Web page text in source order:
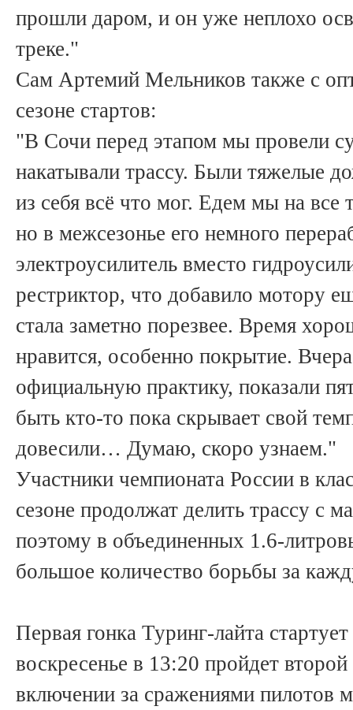
прошли даром, и он уже неплохо
треке."
Сам Артемий Мельников также с
сезоне стартов:
"В Сочи перед этапом мы провели
накатывали трассу. Были тяжелые
из себя всё что мог. Едем мы на
но в межсезонье его немного
электроусилитель вместо
рестриктор, что добавило мотору
стала заметно порезвее. Время
нравится, особенно покрытие.
официальную практику, показали
быть кто-то пока скрывает свой
довесили… Думаю, скоро узнаем."
Участники чемпионата России в
сезоне продолжат делить трассу с
поэтому в объединенных 1.6-
большое количество борьбы за
Первая гонка Туринг-лайта
воскресенье в 13:20 пройдет
включении за сражениями пилотов